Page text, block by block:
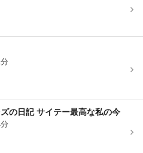
の日記 サイテー最高な私の今